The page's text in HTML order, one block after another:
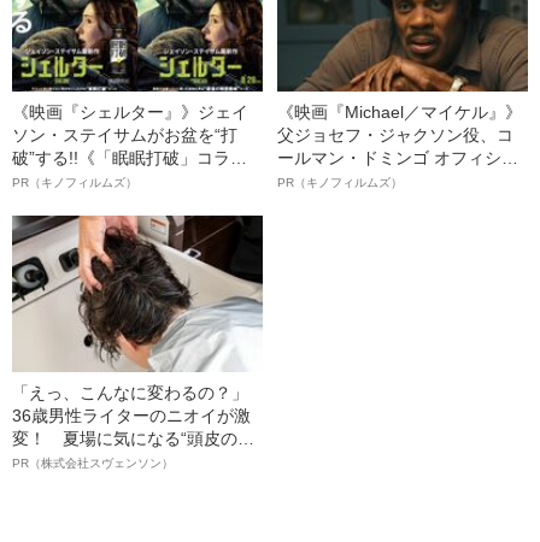
《映画『シェルター』》ジェイ
ソン・ステイサムがお盆を“打
破”する!!《「眠眠打破」コラ
ボ》
PR（キノフィルムズ）
《映画『Michael／マイケル』》
父ジョセフ・ジャクソン役、コ
ールマン・ドミンゴ オフィシャ
ルインタビュー“観客を魅了した
PR（キノフィルムズ）
「えっ、こんなに変わるの？」
36歳男性ライターのニオイが激
変！ 夏場に気になる“頭皮のニ
オイ”や“ベタつき”を解消す
PR（株式会社スヴェンソン）